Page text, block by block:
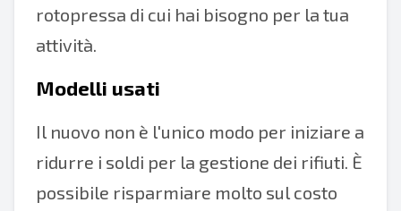
rotopressa di cui hai bisogno per la tua
attività.
Modelli usati
Il nuovo non è l'unico modo per iniziare a
ridurre i soldi per la gestione dei rifiuti. È
possibile risparmiare molto sul costo